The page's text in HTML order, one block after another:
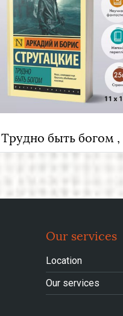
Our services
Location
Our services